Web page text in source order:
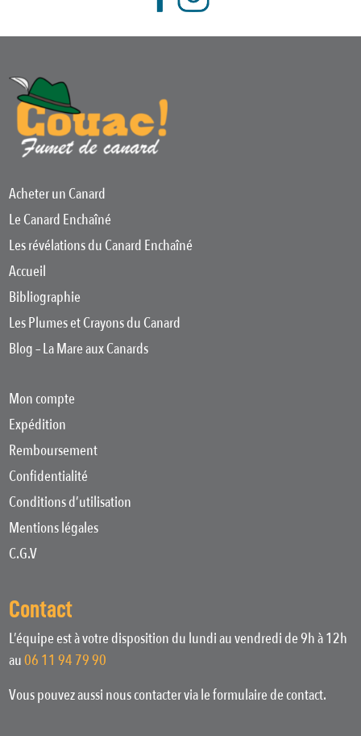
Acheter un Canard
Le Canard Enchaîné
Les révélations du Canard Enchaîné
Accueil
Bibliographie
Les Plumes et Crayons du Canard
Blog – La Mare aux Canards
Mon compte
Expédition
Remboursement
Confidentialité
Conditions d’utilisation
Mentions légales
C.G.V
Contact
L’équipe est à votre disposition du lundi au vendredi de 9h à 12h
au06 11 94 79 90
Vous pouvez aussi nous contacter via le formulaire de contact.